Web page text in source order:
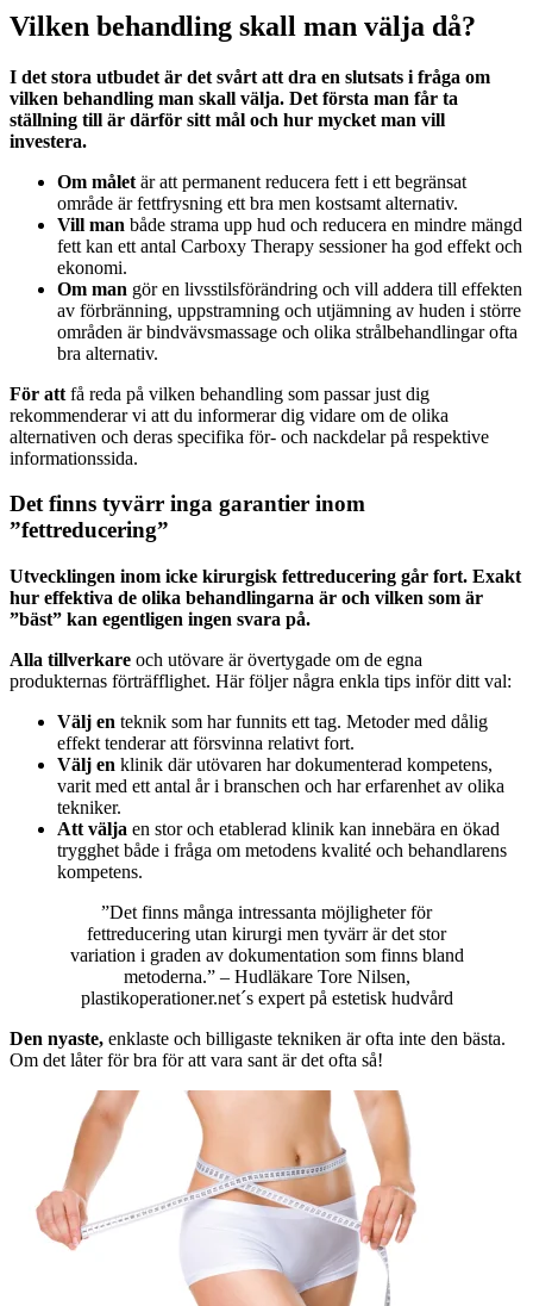
Vilken behandling skall man välja då?
I det stora utbudet är det svårt att dra en slutsats i fråga om
vilken behandling man skall välja. Det första man får ta
ställning till är därför sitt mål och hur mycket man vill
investera.
Om målet är att permanent reducera fett i ett begränsat
område är fettfrysning ett bra men kostsamt alternativ.
Vill man både strama upp hud och reducera en mindre mängd
fett kan ett antal Carboxy Therapy sessioner ha god effekt och
ekonomi.
Om man gör en livsstilsförändring och vill addera till effekten
av förbränning, uppstramning och utjämning av huden i större
områden är bindvävsmassage och olika strålbehandlingar ofta
bra alternativ.
För att få reda på vilken behandling som passar just dig
rekommenderar vi att du informerar dig vidare om de olika
alternativen och deras specifika för- och nackdelar på respektive
informationssida.
Det finns tyvärr inga garantier inom
”fettreducering”
Utvecklingen inom icke kirurgisk fettreducering går fort. Exakt
hur effektiva de olika behandlingarna är och vilken som är
”bäst” kan egentligen ingen svara på.
Alla tillverkare och utövare är övertygade om de egna
produkternas förträfflighet. Här följer några enkla tips inför ditt val:
Välj en teknik som har funnits ett tag. Metoder med dålig
effekt tenderar att försvinna relativt fort.
Välj en klinik där utövaren har dokumenterad kompetens,
varit med ett antal år i branschen och har erfarenhet av olika
tekniker.
Att välja en stor och etablerad klinik kan innebära en ökad
trygghet både i fråga om metodens kvalité och behandlarens
kompetens.
”Det finns många intressanta möjligheter för
fettreducering utan kirurgi men tyvärr är det stor
variation i graden av dokumentation som finns bland
metoderna.” – Hudläkare Tore Nilsen,
plastikoperationer.net´s expert på estetisk hudvård
Den nyaste, enklaste och billigaste tekniken är ofta inte den bästa.
Om det låter för bra för att vara sant är det ofta så!